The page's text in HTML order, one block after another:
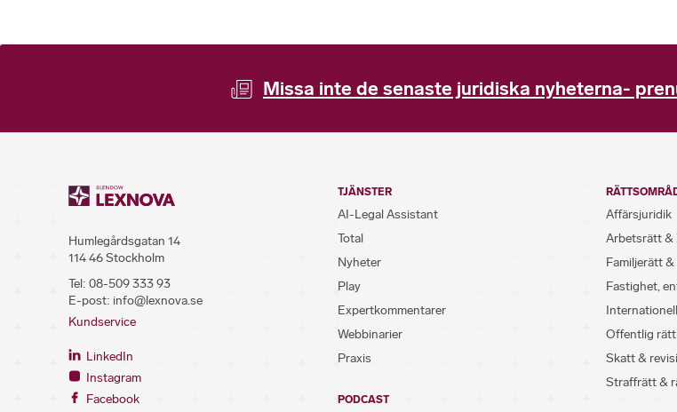
Missa inte de senaste juridiska nyheterna-
Humlegårdsgatan 14
114 46 Stockholm
Tel: 08-509 333 93
E-post: info@lexnova.se
Kundservice
LinkedIn
Instagram
Facebook
TJÄNSTER
AI-Legal Assistant
Total
Nyheter
Play
Expertkommentarer
Webbinarier
Praxis
PODCAST
Affärsjuridik
Arbetsrätt &
Familjerätt
Fastighet,
Offentlig
Skatt &
Straffrätt &